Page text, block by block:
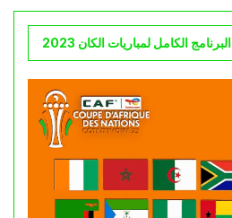
البرنامج الكامل لمباريات الكان 2023